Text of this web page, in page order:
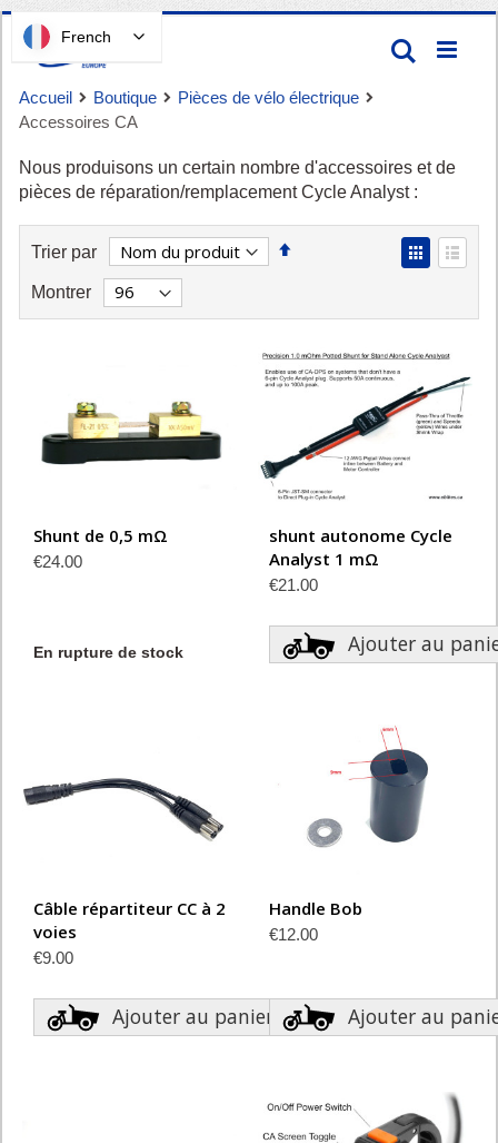
Passer
au
contenu
Accueil Boutique
Pièces de vélo électrique
Accessoires CA
Nous produisons un certain nombre d'accessoires et de
pièces de réparation/remplacement Cycle Analyst :
Trier par
Définir
décroissante
View
as
Montrer
Shunt de 0,5 mΩ
€24.00
En rupture de stock
shunt autonome Cycle
Analyst 1 mΩ
€21.00
Ajouter au
Câble répartiteur CC à 2
voies
€9.00
Ajouter au panier
Handle Bob
€12.00
Ajouter au
French